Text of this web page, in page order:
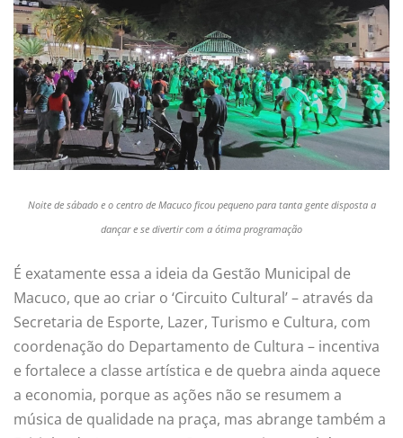
Noite de sábado e o centro de Macuco ficou pequeno para tanta gente disposta a
dançar e se divertir com a ótima programação
É exatamente essa a ideia da Gestão Municipal de
Macuco, que ao criar o ‘Circuito Cultural’ – através da
Secretaria de Esporte, Lazer, Turismo e Cultura, com
coordenação do Departamento de Cultura – incentiva
e fortalece a classe artística e de quebra ainda aquece
a economia, porque as ações não se resumem a
música de qualidade na praça, mas abrange também a